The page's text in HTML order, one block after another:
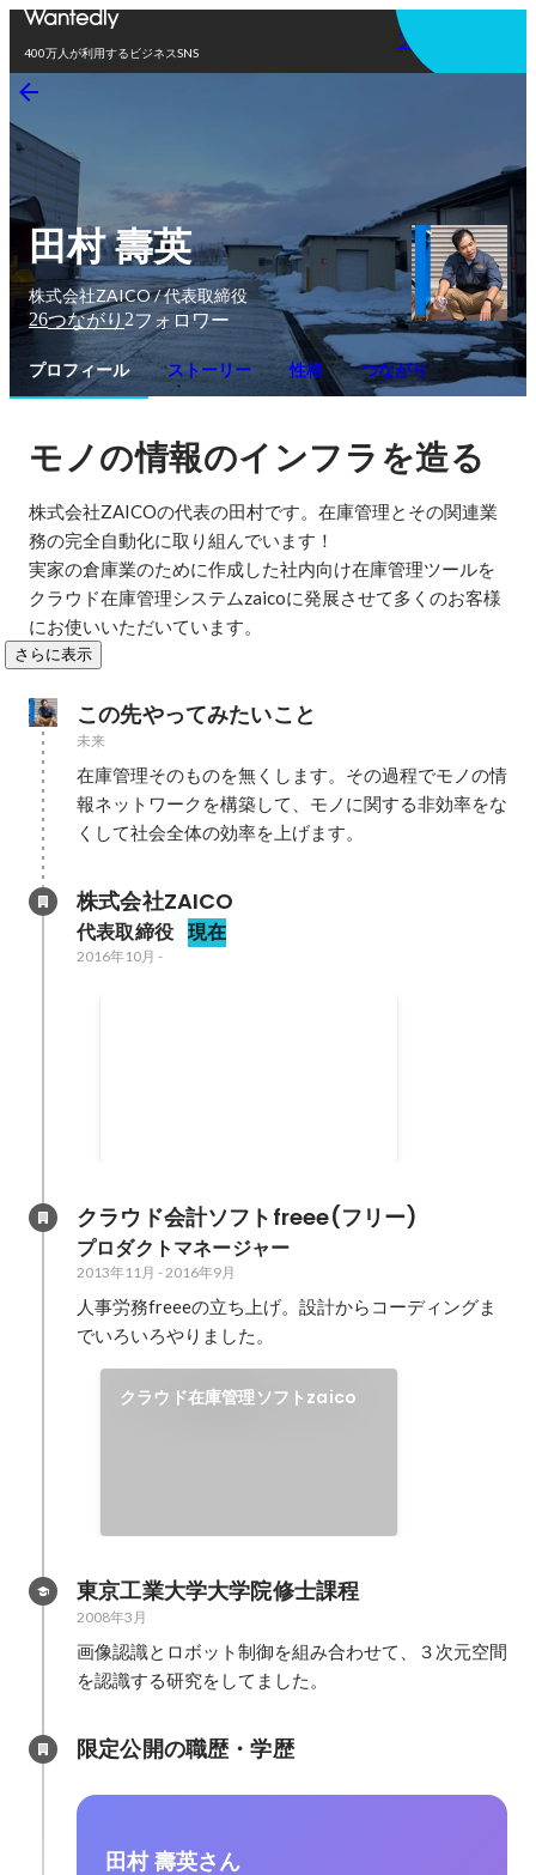
400万人が利用するビジネスSNS
アプリを使う
田村 壽英
株式会社ZAICO / 代表取締役
26つながり 2フォロワー
プロフィール ストーリー 性格 つながり
モノの情報のインフラを造る
株式会社ZAICOの代表の田村です。在庫管理とその関連業
務の完全自動化に取り組んでいます！
実家の倉庫業のために作成した社内向け在庫管理ツールを
クラウド在庫管理システムzaicoに発展させて多くのお客様
にお使いいただいています。
さらに表示
この先やってみたいこと
未来
在庫管理そのものを無くします。その過程でモノの情
報ネットワークを構築して、モノに関する非効率をな
くして社会全体の効率を上げます。
株式会社ZAICO
代表取締役 現在
2016年10月 -
クラウド会計ソフトfreee(フリー)
プロダクトマネージャー
2013年11月 -2016年9月
人事労務freeeの立ち上げ。設計からコーディングま
でいろいろやりました。
クラウド在庫管理ソフトzaico
東京工業大学大学院修士課程
2008年3月
画像認識とロボット制御を組み合わせて、３次元空間
を認識する研究をしてました。
限定公開の職歴・学歴
田村 壽英さん